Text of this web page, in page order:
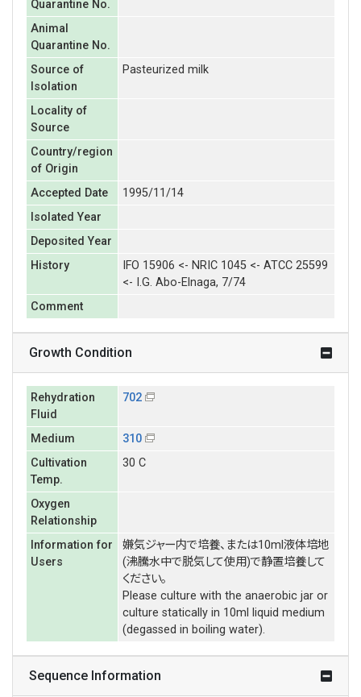
Quarantine No.
Animal
Quarantine No.
Source of
Isolation
Pasteurized milk
Locality of
Source
Country/region
of Origin
Accepted Date
1995/11/14
Isolated Year
Deposited Year
History
IFO 15906 <- NRIC 1045 <- ATCC 25599
<- I.G. Abo-Elnaga, 7/74
Comment
Growth Condition
Rehydration
Fluid
702
Medium
310
Cultivation
Temp.
30 C
Oxygen
Relationship
Information for
Users
嫌気ジャー内で培養、または10ml液体培地
(沸騰水中で脱気して使用)で静置培養して
ください。
Please culture with the anaerobic jar or
culture statically in 10ml liquid medium
(degassed in boiling water).
Sequence Information